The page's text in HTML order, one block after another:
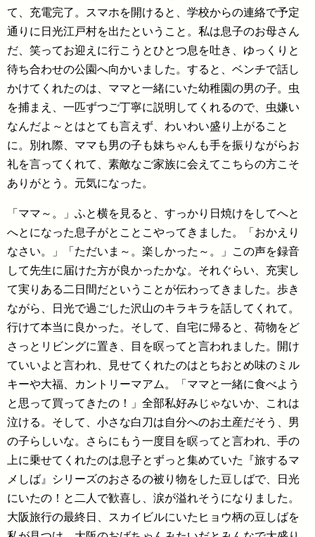
て、充電完了。スマホを開けると、学校からの連絡で予定
通りに日光江戸村を出たということ。私は息子のお母さん
だ、笑ってお迎えに行こうとひとつ息を吐き、ゆっくりと
待ち合わせの公園へ向かいました。すると、ベンチで話し
かけてくれたのは、ママと一緒にいた幼稚園の男の子。虫
を捕まえ、一匹ずつご丁寧に説明してくれるので、虫嫌い
なんだよ～とはとても言えず、わいわい盛り上がること
に。別れ際、ママも男の子も妹ちゃんも手を振りながらお
礼を言ってくれて、素敵なご家族に会えてこちらの方こそ
ありがとう。元気になった。
「ママ～。」ふと横を見ると、すっかり日焼けをしてへと
へとになった息子がとことこやってきました。「おかえり
なさい。」「ただいま～。楽しかった～。」この声を録音
して先生に届けた方が良かったかな。それぐらい、充実し
て実りある二日間だということが伝わってきました。歩き
ながら、日光で過ごした沢山のキラキラを話してくれて。
行けて本当に良かった。そして、自宅に帰ると、荷物をど
さっとリビングに置き、目を瞑ってと言われました。開け
ていいよと言われ、見せてくれたのはとちおとめ味のミル
キーや大福、カントリーマアム。「ママと一緒に食べよう
と思って買ってきたの！」全部私好みじゃないか、これは
泣ける。そして、小さな白刀は自分へのお土産だそう、男
の子らしいな。さらにもう一度目を瞑ってと言われ、手の
上に乗せてくれたのは息子とずっと集めていた『旅するマ
メしば』シリーズのおさるの被り物をした豆しばで、日光
にいたの！と二人で歓喜し、涙が溢れそうになりました。
大阪旅行の最終日、スカイビルにいたヒョウ柄の豆しばを